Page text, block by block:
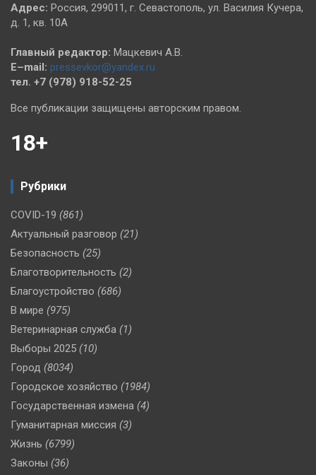
Адрес: Россия, 299011, г. Севастополь, ул. Василия Кучера,
д. 1, кв. 10А
Главный редактор: Мацкевич А.В.
E–mail: pressevkor@yandex.ru
тел. +7 (978) 918-52-25
Все публикации защищены авторским правом.
18+
Рубрики
COVID-19 (861)
Актуальный разговор (21)
Безопасность (25)
Благотворительность (2)
Благоустройство (686)
В мире (975)
Ветеринарная служба (1)
Выборы 2025 (10)
Город (8034)
Городское хозяйство (1984)
Государственная измена (4)
Гуманитарная миссия (3)
Жизнь (6799)
Законы (36)